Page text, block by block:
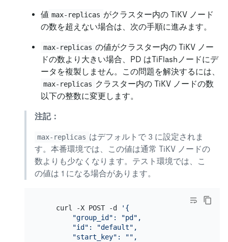
値 max-replicas がクラスター内の TiKV ノード
の数を超えない場合は、次の手順に進みます。
max-replicas の値がクラスター内の TiKV ノー
ドの数より大きい場合、PD はTiFlashノードにデ
ータを複製しません。この問題を解決するには、
max-replicas クラスター内の TiKV ノードの数
以下の整数に変更します。
注記：
max-replicas はデフォルトで 3 に設定されま
す。本番環境では、この値は通常 TiKV ノードの
数よりも少なくなります。テスト環境では、こ
の値は 1 になる場合があります。
    curl -X POST -d
'{
        "group_id": "pd",
        "id": "default",
        "start_key": "",